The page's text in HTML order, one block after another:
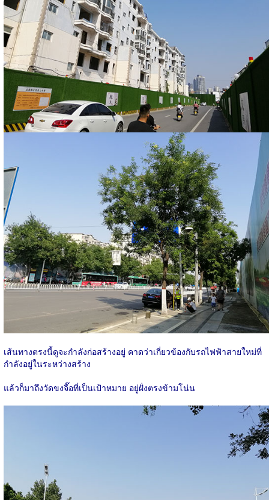
เส้นทางตรงนี้ดูจะกำลังก่อสร้างอยู่ คาดว่าเกี่ยวข้องกับรถไฟฟ้าสายใหม่ที่
กำลังอยู่ในระหว่างสร้าง
แล้วก็มาถึงวัดขงจื๊อที่เป็นเป้าหมาย อยู่ฝั่งตรงข้ามโน่น